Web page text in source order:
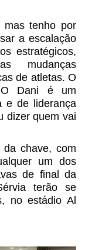
mas tenho por
a escalação
estratégicos,
mudanças
de atletas. O
O Dani é um
e de liderança
dizer quem vai
chave, com
um dos
de final da
terão se
no estádio Al